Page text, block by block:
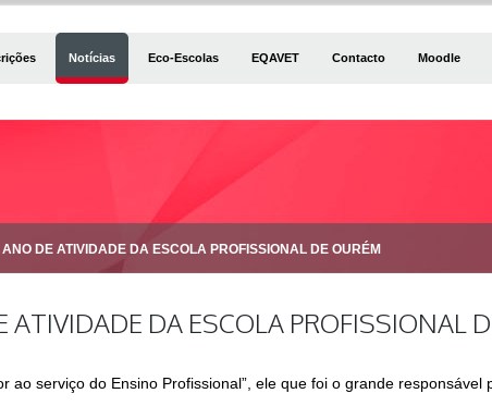
Notícias Eco-Escolas EQAVET Contacto Moodle
DE ATIVIDADE DA ESCOLA PROFISSIONAL DE OURÉM
DA ESCOLA PROFISSIONAL
serviço do Ensino Profissional”, ele que foi o grande responsável